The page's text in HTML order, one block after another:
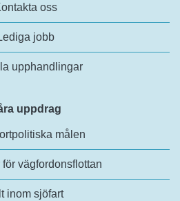
oss
jobb
upphandlingar
uppdrag
målen
för vägfordonsflottan
inom sjöfart